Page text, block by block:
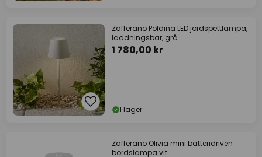
Zafferano Poldina LED jordspettlampa,
laddningsbar, grå
1 780,00 kr
I lager
Zafferano Olivia mini batteridriven
bordslampa vit